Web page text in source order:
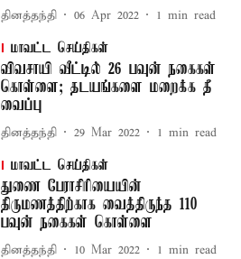
தினத்தந்தி 06 Apr 2022 1 min read
மாவட்ட செய்திகள்
விவசாயி வீட்டில் 26 பவுன் நகைகள்
கொள்ளை; தடயங்களை மறைக்க தீ
வைப்பு
தினத்தந்தி 29 Mar 2022 1 min read
மாவட்ட செய்திகள்
துணை பேராசிரியையின்
திருமணத்திற்காக வைத்திருந்த 110
பவுன் நகைகள் கொள்ளை
தினத்தந்தி 10 Mar 2022 1 min read